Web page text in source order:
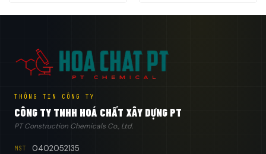
THÔNG TIN CÔNG TY
CÔNG TY TNHH HOÁ CHẤT XÂY DỰNG PT
PT Construction Chemicals Co., Ltd.
MST
0402052135